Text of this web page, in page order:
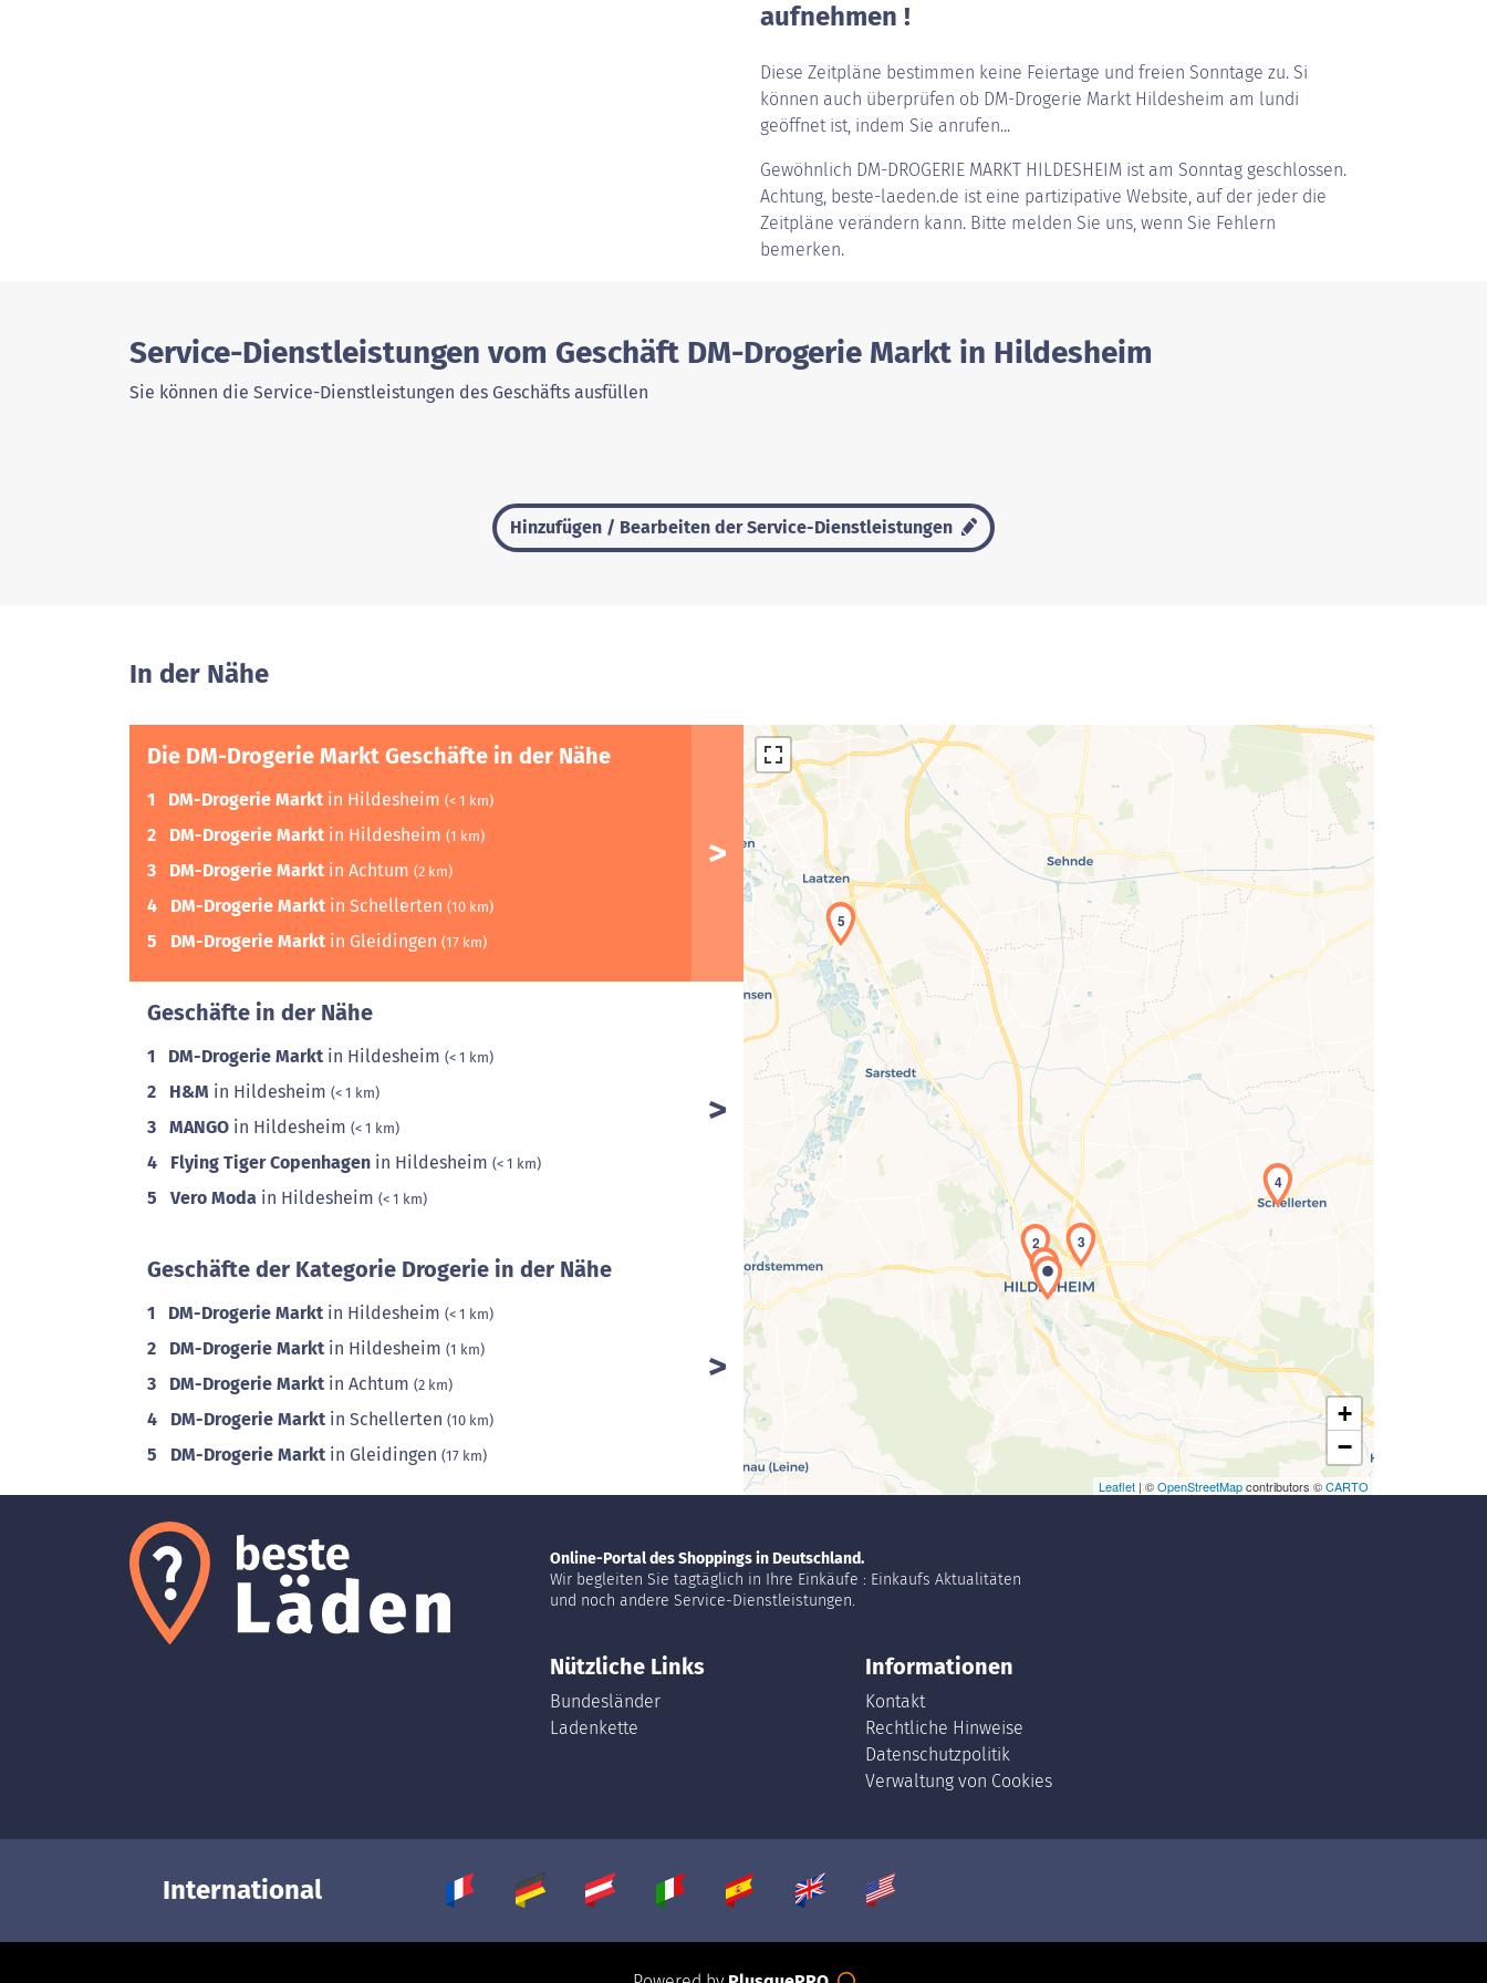
aufnehmen !
Diese Zeitpläne bestimmen keine Feiertage und freien Sonntage zu. Si
können auch überprüfen ob DM-Drogerie Markt Hildesheim am lundi
geöffnet ist, indem Sie anrufen...
Gewöhnlich DM-DROGERIE MARKT HILDESHEIM ist am Sonntag geschlossen.
Achtung, beste-laeden.de ist eine partizipative Website, auf der jeder die
Zeitpläne verändern kann. Bitte melden Sie uns, wenn Sie Fehlern
bemerken.
Service-Dienstleistungen vom Geschäft DM-Drogerie Markt in Hildesheim
Sie können die Service-Dienstleistungen des Geschäfts ausfüllen
Hinzufügen / Bearbeiten der Service-Dienstleistungen
In der Nähe
Die DM-Drogerie Markt Geschäfte in der Nähe
1 DM-Drogerie Markt in Hildesheim (< 1 km)
2 DM-Drogerie Markt in Hildesheim (1 km)
3 DM-Drogerie Markt in Achtum (2 km)
4 DM-Drogerie Markt in Schellerten (10 km)
5 DM-Drogerie Markt in Gleidingen (17 km)
Geschäfte in der Nähe
1 DM-Drogerie Markt in Hildesheim (< 1 km)
2 H&M in Hildesheim (< 1 km)
3 MANGO in Hildesheim (< 1 km)
4 Flying Tiger Copenhagen in Hildesheim (< 1 km)
5 Vero Moda in Hildesheim (< 1 km)
Geschäfte der Kategorie Drogerie in der Nähe
1 DM-Drogerie Markt in Hildesheim (< 1 km)
2 DM-Drogerie Markt in Hildesheim (1 km)
3 DM-Drogerie Markt in Achtum (2 km)
4 DM-Drogerie Markt in Schellerten (10 km)
5 DM-Drogerie Markt in Gleidingen (17 km)
Laden der Karte...
1
2 3
4
5
+
−
Leaflet | ©OpenStreetMapcontributors ©CARTO
Online-Portal des Shoppings in Deutschland.
Wir begleiten Sie tagtäglich in Ihre Einkäufe : Einkaufs Aktualitäten
und noch andere Service-Dienstleistungen.
Nützliche Links
Bundesländer
Ladenkette
Informationen
Kontakt
Rechtliche Hinweise
Datenschutzpolitik
Verwaltung von Cookies
International